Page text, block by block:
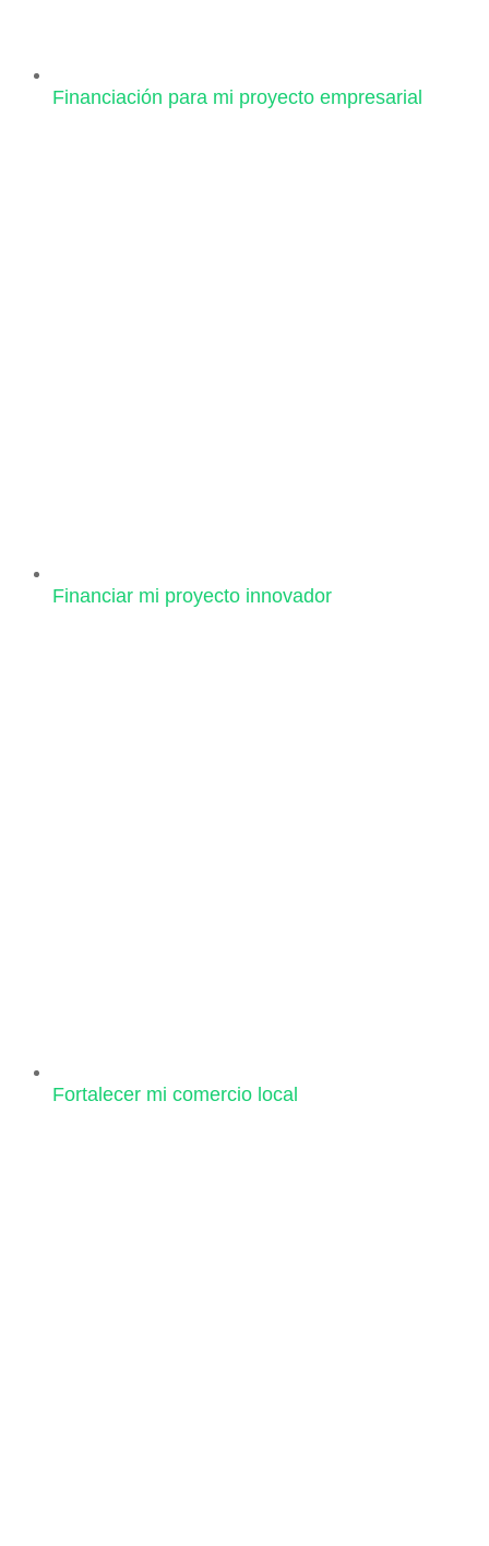
Financiación para mi proyecto empresarial
Financiar mi proyecto innovador
Fortalecer mi comercio local